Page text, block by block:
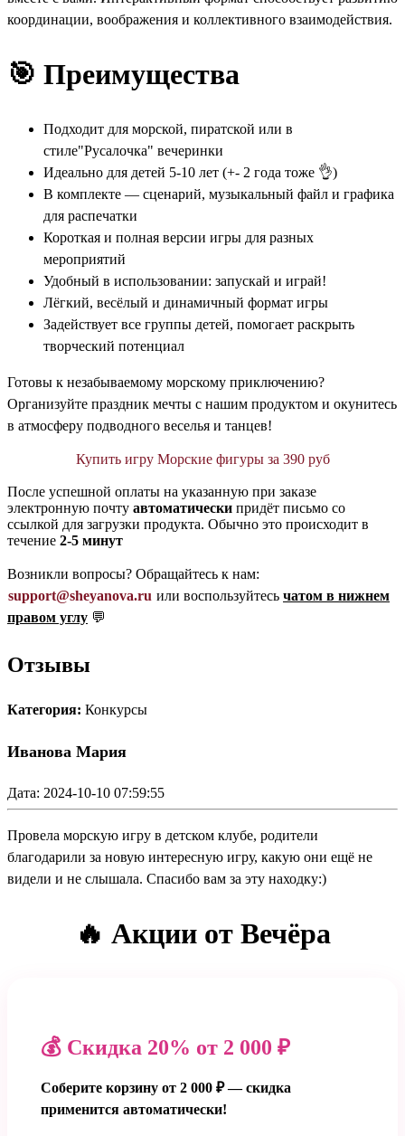
координации, воображения и коллективного взаимодействия.
🎯 Преимущества
Подходит для морской, пиратской или в
стиле"Русалочка" вечеринки
Идеально для детей 5-10 лет (+- 2 года тоже 👌)
В комплекте — сценарий, музыкальный файл и графика
для распечатки
Короткая и полная версии игры для разных
мероприятий
Удобный в использовании: запускай и играй!
Лёгкий, весёлый и динамичный формат игры
Задействует все группы детей, помогает раскрыть
творческий потенциал
Готовы к незабываемому морскому приключению?
Организуйте праздник мечты с нашим продуктом и окунитесь
в атмосферу подводного веселья и танцев!
Купить игру Морские фигуры за 390 руб
После успешной оплаты на указанную при заказе
электронную почту автоматически придёт письмо со
ссылкой для загрузки продукта. Обычно это происходит в
течение 2-5 минут
Возникли вопросы? Обращайтесь к нам:
support@sheyanova.ru или воспользуйтесь чатом в нижнем
правом углу 💬
Отзывы
Категория: Конкурсы
Иванова Мария
Дата: 2024-10-10 07:59:55
Провела морскую игру в детском клубе, родители
благодарили за новую интересную игру, какую они ещё не
видели и не слышала. Спасибо вам за эту находку:)
🔥 Акции от Вечёра
💰 Скидка 20% от 2 000 ₽
Соберите корзину от 2 000 ₽ — скидка
применится автоматически!